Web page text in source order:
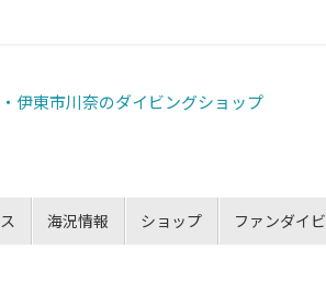
海況情報 ショップ ファンダイ